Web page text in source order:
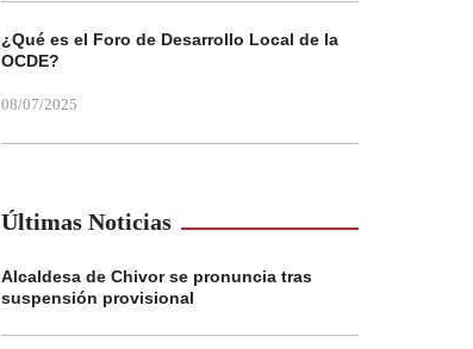
¿Qué es el Foro de Desarrollo Local de la
OCDE?
08/07/2025
Últimas Noticias
Alcaldesa de Chivor se pronuncia tras
suspensión provisional